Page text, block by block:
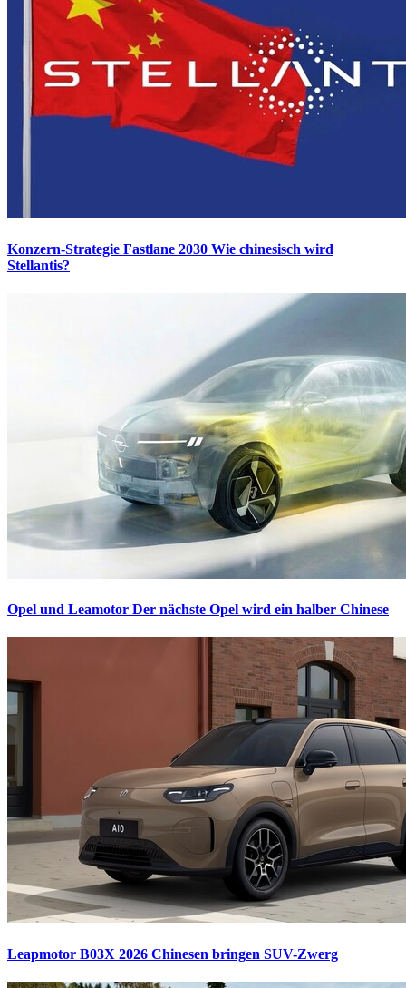
Konzern-Strategie Fastlane 2030 Wie chinesisch wird
Stellantis?
Opel und Leamotor Der nächste Opel wird ein halber Chinese
Leapmotor B03X 2026 Chinesen bringen SUV-Zwerg